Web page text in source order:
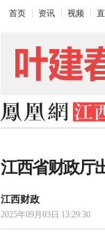
首页 资讯 视频
江西省财政厅
江西财政
2025年09月03日 13:29:30